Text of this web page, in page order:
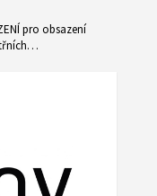
pro obsazení